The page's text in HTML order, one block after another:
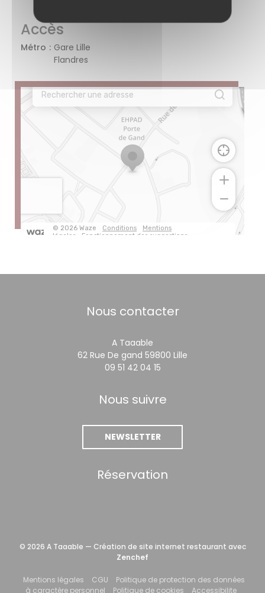
Accès
Métro
Gare Lille
Flandres
Nous contacter
A Taaable
62 Rue De gand 59800 Lille
09 51 42 04 15
Nous suivre
NEWSLETTER
Réservation
© 2026 A Taaable — Création de site internet restaurant avec
Zenchef
Mentions légales ((ouvre une nouvelle fenêtre))
CGU ((ouvre une nouvelle fenêtre))
Politique de protection des données
à caractère personnel ((ouvre une nouvelle fenêtre))
Politique de cookies ((ouvre une nouvelle
Accessibilite((ouvre